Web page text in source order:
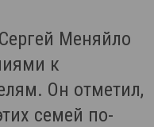
Меняйло
к
Он отметил,
семей по-